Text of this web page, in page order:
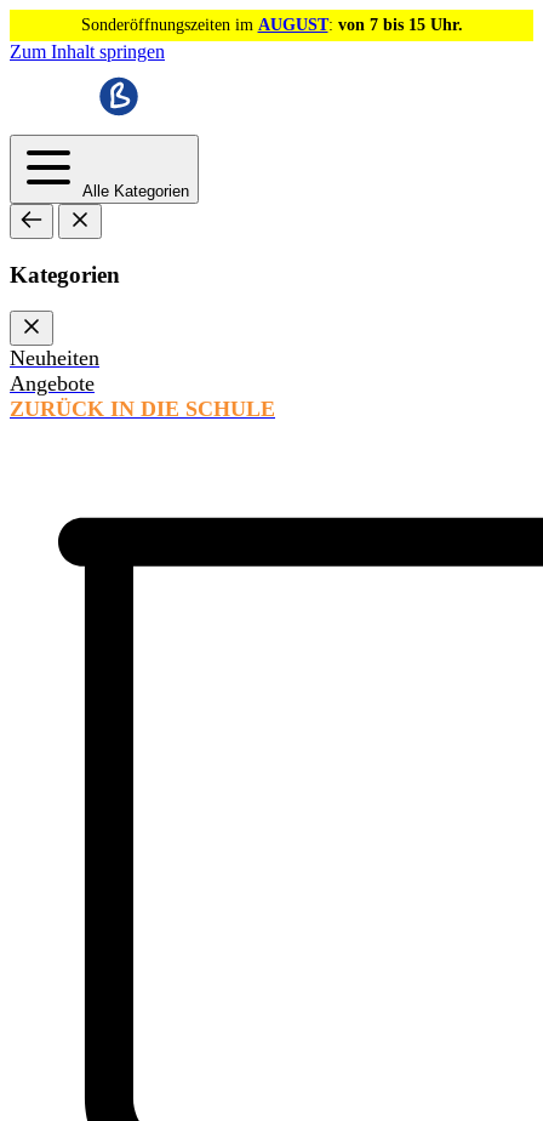
Sonderöffnungszeiten im AUGUST: von 7 bis 15 Uhr.
Zum Inhalt springen
Alle Kategorien
Kategorien
Neuheiten
Angebote
ZURÜCK IN DIE SCHULE